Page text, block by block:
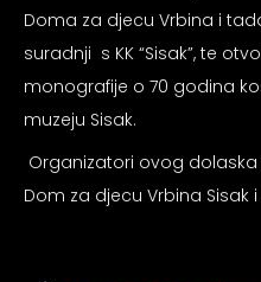
Doma za djecu Vrbina i
suradnji s KK “Sisak”, te
monografije o 70 godina
muzeju Sisak.
Organizatori ovog dolaska
Dom za djecu Vrbina Sisak